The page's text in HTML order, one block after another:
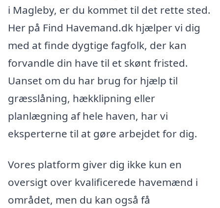
i Magleby, er du kommet til det rette sted.
Her på Find Havemand.dk hjælper vi dig
med at finde dygtige fagfolk, der kan
forvandle din have til et skønt fristed.
Uanset om du har brug for hjælp til
græsslåning, hækklipning eller
planlægning af hele haven, har vi
eksperterne til at gøre arbejdet for dig.
Vores platform giver dig ikke kun en
oversigt over kvalificerede havemænd i
området, men du kan også få